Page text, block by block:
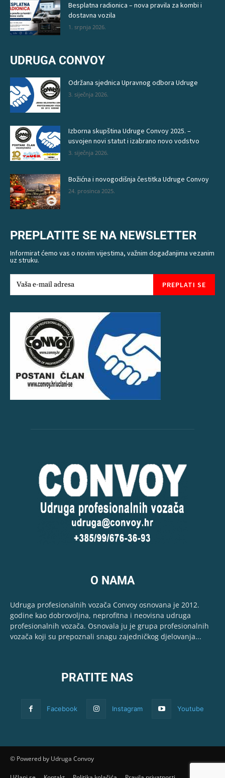
Besplatna radionica – nova pravila za kombi i
dostavna vozila
1. srpnja 2026.
UDRUGA CONVOY
Održana sjednica Upravnog odbora Udruge
3. siječnja 2026.
Izborna skupština Udruge Convoy 2025. –
usvojen novi statut i izabrano novo vodstvo
3. siječnja 2026.
Božićna i novogodišnja čestitka Udruge Convoy
24. prosinca 2025.
PREPLATITE SE NA NEWSLETTER
Informirat ćemo vas o novim vijestima, važnim događanjima vezanim
uz struku.
PREPLATI SE
O NAMA
Udruga profesionalnih vozača Convoy osnovana je 2012.
godine kao dobrovoljna, neprofitna i neovisna udruga
profesionalnih vozača. Osnovala ju je grupa profesionalnih
vozača koji su prepoznali snagu zajedničkog djelovanja...
PRATITE NAS
Facebook Instagram Youtube
© Powered by Udruga Convoy